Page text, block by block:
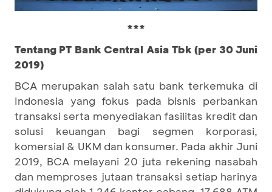
***
Tentang PT Bank Central Asia Tbk (per 30 Juni
2019)
BCA merupakan salah satu bank terkemuka di
Indonesia yang fokus pada bisnis perbankan
transaksi serta menyediakan fasilitas kredit dan
solusi keuangan bagi segmen korporasi,
komersial & UKM dan konsumer. Pada akhir Juni
2019, BCA melayani 20 juta rekening nasabah
dan memproses jutaan transaksi setiap harinya